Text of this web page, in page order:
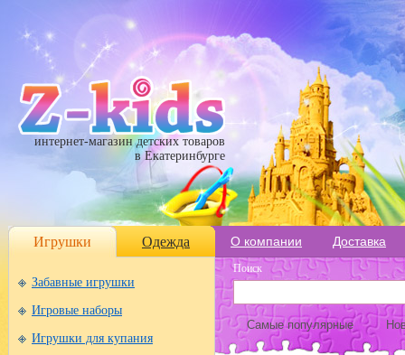
интернет-магазин детских товаров
в Екатеринбурге
Игрушки Одежда О компании Доставка
Забавные игрушки
Игровые наборы
Игрушки для купания
Поиск
Самые популярные